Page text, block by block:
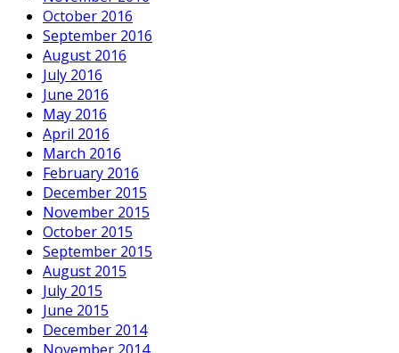
October 2016
September 2016
August 2016
July 2016
June 2016
May 2016
April 2016
March 2016
February 2016
December 2015
November 2015
October 2015
September 2015
August 2015
July 2015
June 2015
December 2014